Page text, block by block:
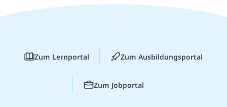
Zum Lernportal Zum Ausbildungsportal
Zum Jobportal